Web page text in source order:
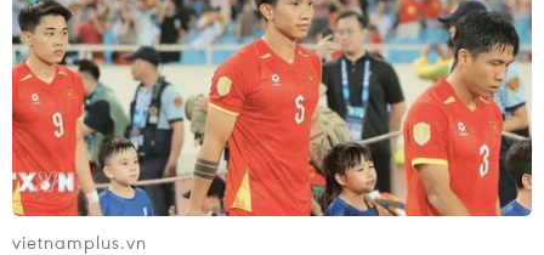
vietnamplus.vn